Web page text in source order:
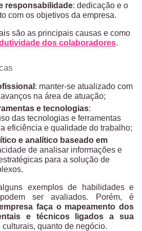
responsabilidade: dedicação e o
com os objetivos da empresa.
são as principais causas e como
dos colaboradores.
: manter-se atualizado com
na área de atuação;
e tecnologias:
das tecnologias e ferramentas
eficiência e qualidade do trabalho;
e analítico baseado em
de analisar informações e
para a solução de
exemplos de habilidades e
ser avaliados. Porém, é
faça o mapeamento dos
e técnicos ligados a sua
quanto de negócio.